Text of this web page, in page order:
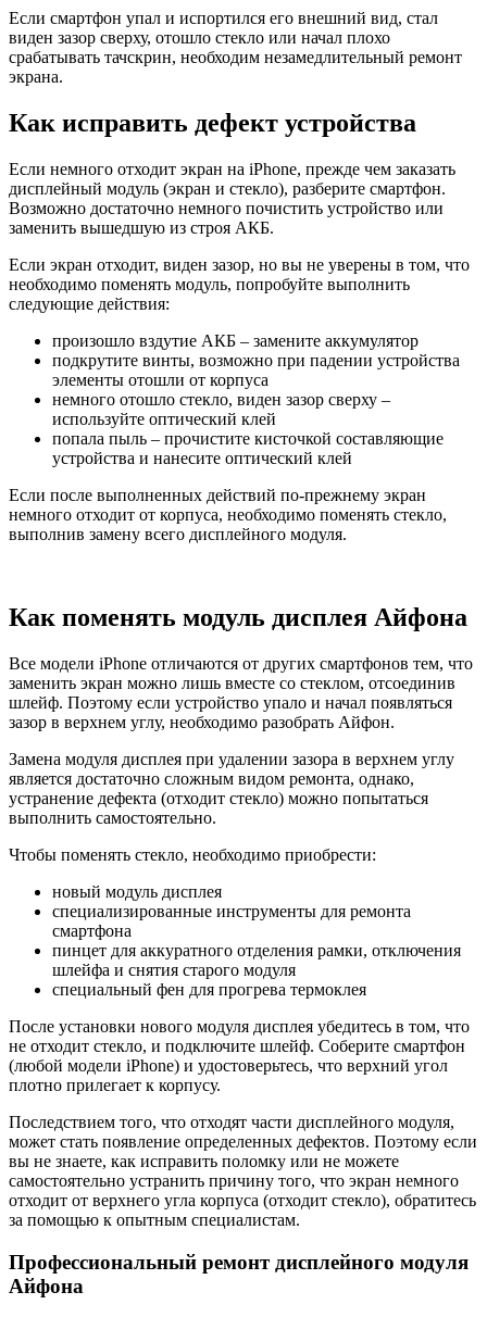
Если смартфон упал и испортился его внешний вид, стал
виден зазор сверху, отошло стекло или начал плохо
срабатывать тачскрин, необходим незамедлительный ремонт
экрана.
Как исправить дефект устройства
Если немного отходит экран на iPhone, прежде чем заказать
дисплейный модуль (экран и стекло), разберите смартфон.
Возможно достаточно немного почистить устройство или
заменить вышедшую из строя АКБ.
Если экран отходит, виден зазор, но вы не уверены в том, что
необходимо поменять модуль, попробуйте выполнить
следующие действия:
произошло вздутие АКБ – замените аккумулятор
подкрутите винты, возможно при падении устройства
элементы отошли от корпуса
немного отошло стекло, виден зазор сверху –
используйте оптический клей
попала пыль – прочистите кисточкой составляющие
устройства и нанесите оптический клей
Если после выполненных действий по-прежнему экран
немного отходит от корпуса, необходимо поменять стекло,
выполнив замену всего дисплейного модуля.
Как поменять модуль дисплея Айфона
Все модели iPhone отличаются от других смартфонов тем, что
заменить экран можно лишь вместе со стеклом, отсоединив
шлейф. Поэтому если устройство упало и начал появляться
зазор в верхнем углу, необходимо разобрать Айфон.
Замена модуля дисплея при удалении зазора в верхнем углу
является достаточно сложным видом ремонта, однако,
устранение дефекта (отходит стекло) можно попытаться
выполнить самостоятельно.
Чтобы поменять стекло, необходимо приобрести:
новый модуль дисплея
специализированные инструменты для ремонта
смартфона
пинцет для аккуратного отделения рамки, отключения
шлейфа и снятия старого модуля
специальный фен для прогрева термоклея
После установки нового модуля дисплея убедитесь в том, что
не отходит стекло, и подключите шлейф. Соберите смартфон
(любой модели iPhone) и удостоверьтесь, что верхний угол
плотно прилегает к корпусу.
Последствием того, что отходят части дисплейного модуля,
может стать появление определенных дефектов. Поэтому если
вы не знаете, как исправить поломку или не можете
самостоятельно устранить причину того, что экран немного
отходит от верхнего угла корпуса (отходит стекло), обратитесь
за помощью к опытным специалистам.
Профессиональный ремонт дисплейного модуля
Айфона